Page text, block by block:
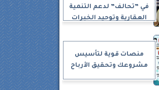
في ”تحالف” لدعم التنمية
العقارية وتوحيد الخبرات
منصات قوية لتأسيس
مشروعك وتحقيق الأرباح